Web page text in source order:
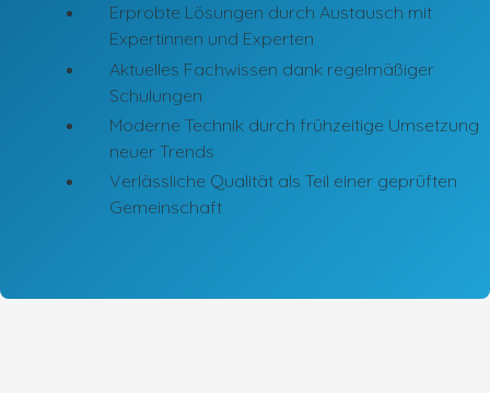
Erprobte Lösungen durch Austausch mit
Expertinnen und Experten
Aktuelles Fachwissen dank regelmäßiger
Schulungen
Moderne Technik durch frühzeitige Umsetzung
neuer Trends
Verlässliche Qualität als Teil einer geprüften
Gemeinschaft